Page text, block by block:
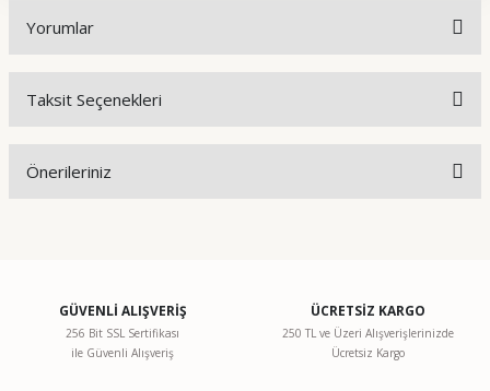
Yorumlar
Taksit Seçenekleri
Önerileriniz
Görüş ve önerileriniz için teşekkür ederiz.
Ürün resmi kalitesiz, bozuk veya görüntülenemiyor.
GÜVENLİ ALIŞVERİŞ
256 Bit SSL Sertifikası
ile Güvenli Alışveriş
ÜCRETSİZ KARGO
250 TL ve Üzeri Alışverişlerinizde
Ücretsiz Kargo